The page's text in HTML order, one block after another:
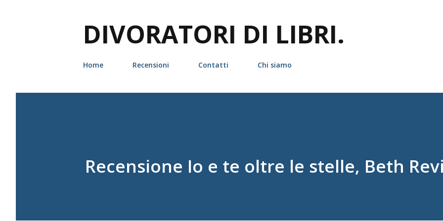
DIVORATORI DI LIBRI.
Home Recensioni Contatti Chi siamo
Recensione Io e te oltre le stelle, Beth